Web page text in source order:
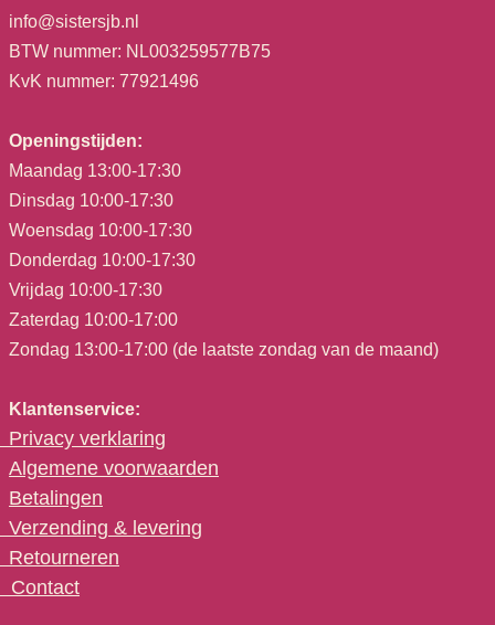
info@sistersjb.nl
BTW nummer: NL003259577B75
KvK nummer: 77921496
Openingstijden:
Maandag 13:00-17:30
Dinsdag 10:00-17:30
Woensdag 10:00-17:30
Donderdag 10:00-17:30
Vrijdag 10:00-17:30
Zaterdag 10:00-17:00
Zondag 13:00-17:00 (de laatste zondag van de maand)
Klantenservice:
Privacy verklaring
Algemene voorwaarden
Betalingen
Verzending & levering
Retourneren
Contact